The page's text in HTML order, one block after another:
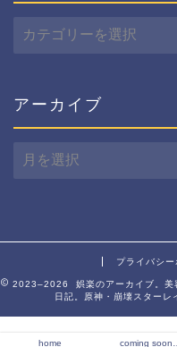
テ
ー
アーカイブ
ー
プライバシー
2023–2026 娯楽のアーカイブ。美
日記。原神・崩壊スター
home coming soon…